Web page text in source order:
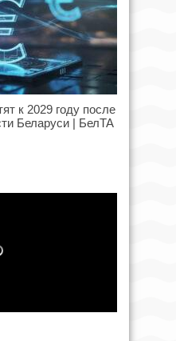
к 2029 году после
Беларуси | БелТА